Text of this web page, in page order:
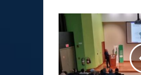
CNE,
Ministerio
Hacienda
y
el